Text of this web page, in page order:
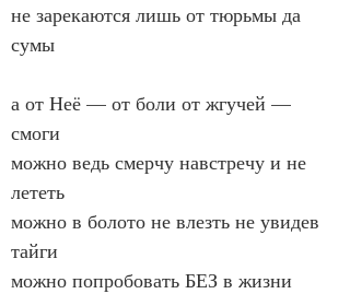
не зарекаются лишь от тюрьмы да
сумы
а от Неё — от боли от жгучей —
смоги
можно ведь смерчу навстречу и не
лететь
можно в болото не влезть не увидев
тайги
можно попробовать БЕЗ в жизни